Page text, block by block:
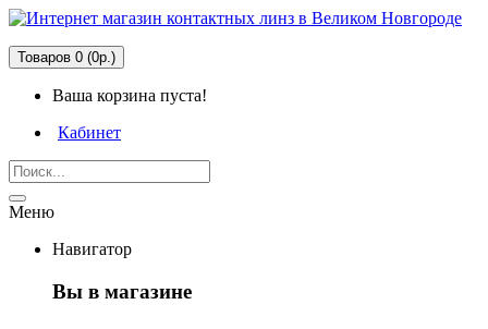
Товаров 0 (0р.)
Ваша корзина пуста!
Кабинет
Меню
Навигатор
Вы в магазине